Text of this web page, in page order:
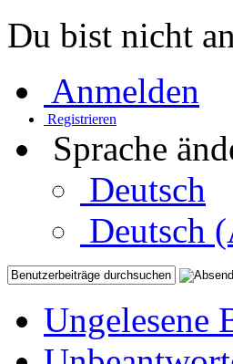
Du bist nicht
Anmelden
Registrieren
Sprache
Deutsch
Deutsch
Ungelesene